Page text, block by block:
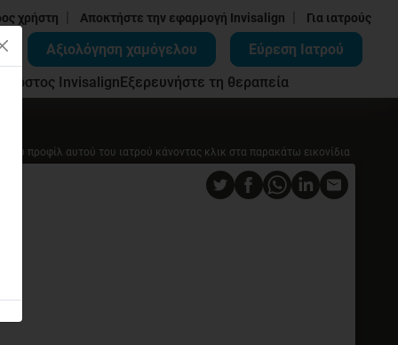
χρήστη Αποκτήστε την εφαρμογή Invisalign Για ιατρούς
Αξιολόγηση χαμόγελου
Εύρεση Ιατρού
Κόστος InvisalignΕξερευνήστε τη θεραπεία
του προφίλ αυτού του ιατρού κάνοντας κλικ στα παρακάτω εικονίδια